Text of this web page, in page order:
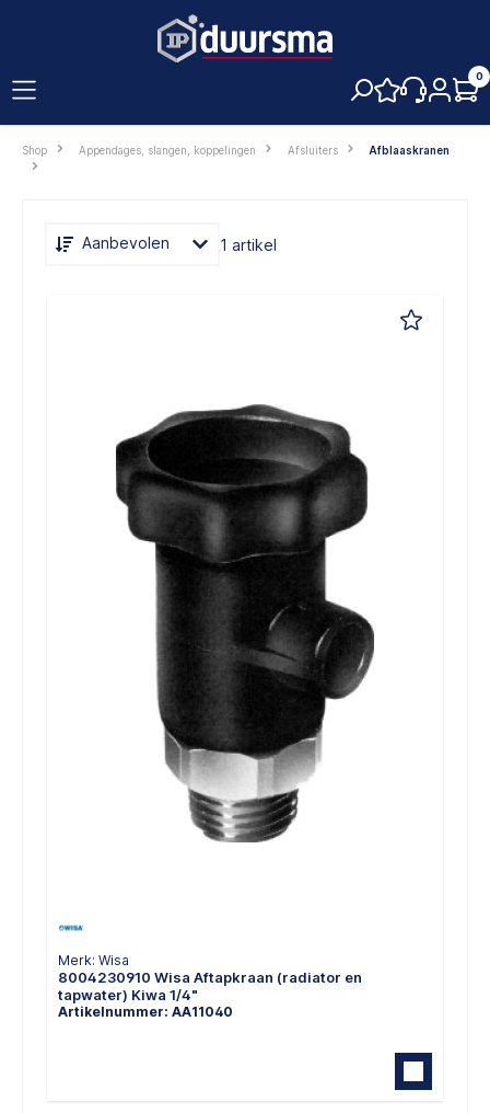
0
Shop Appendages, slangen, koppelingen Afsluiters Afblaaskranen
Aanbevolen 1 artikel
Merk: Wisa
8004230910 Wisa Aftapkraan (radiator en
tapwater) Kiwa 1/4"
Artikelnummer: AA11040